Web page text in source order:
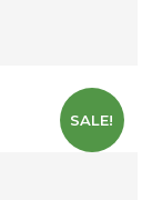
SALE!